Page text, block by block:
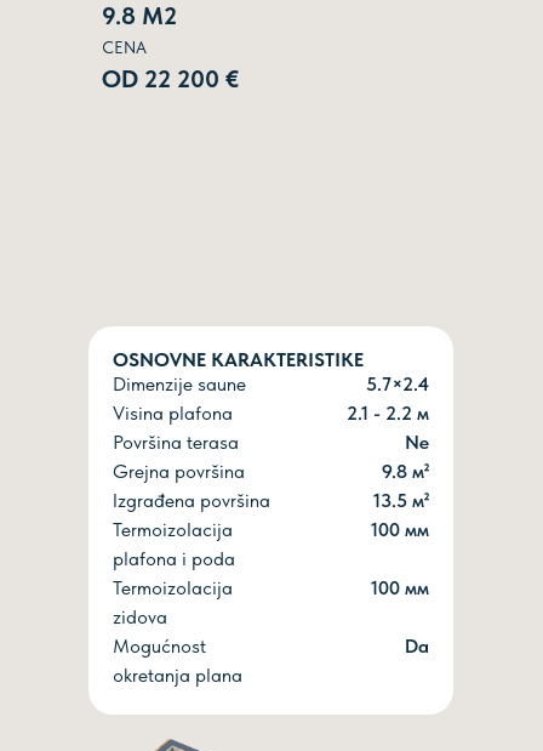
9.8 М2
CENA
ОD 22 200 €
OSNOVNE KARAKTERISTIKE
Dimenzije saune
5.7×2.4
Visina plafona
2.1 - 2.2 м
Površina terasa
Ne
Grejna površina
9.8 м²
Izgrađena površina
13.5 м²
Termoizolacija
plafona i poda
100 мм
Termoizolacija
zidova
100 мм
Mogućnost
okretanja plana
Dа